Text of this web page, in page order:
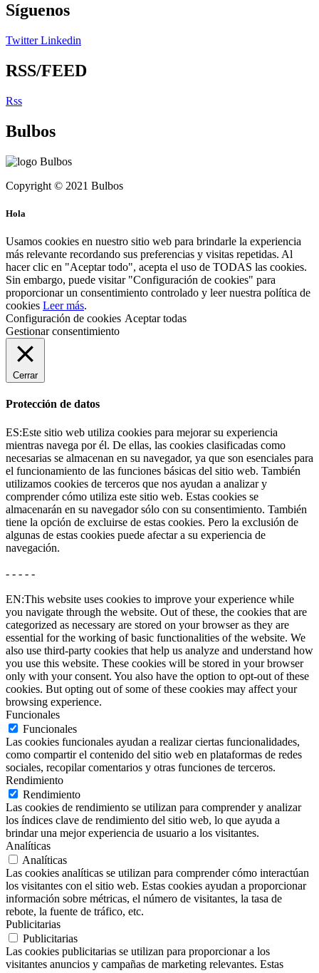
Síguenos
Twitter Linkedin
RSS/FEED
Rss
Bulbos
Copyright © 2021 Bulbos
Hola
Usamos cookies en nuestro sitio web para brindarle la experiencia
más relevante recordando sus preferencias y visitas repetidas. Al
hacer clic en "Aceptar todo", acepta el uso de TODAS las cookies.
Sin embargo, puede visitar "Configuración de cookies" para
proporcionar un consentimiento controlado y leer nuestra política de
cookies Leer más.
Configuración de cookies Aceptar todas
Gestionar consentimiento
Cerrar
Protección de datos
ES:Este sitio web utiliza cookies para mejorar su experiencia
mientras navega por él. De ellas, las cookies clasificadas como
necesarias se almacenan en su navegador, ya que son esenciales para
el funcionamiento de las funciones básicas del sitio web. También
utilizamos cookies de terceros que nos ayudan a analizar y
comprender cómo utiliza este sitio web. Estas cookies se
almacenarán en su navegador sólo con su consentimiento. También
tiene la opción de excluirse de estas cookies. Pero la exclusión de
algunas de estas cookies puede afectar a su experiencia de
navegación.
- - - - -
EN:This website uses cookies to improve your experience while
you navigate through the website. Out of these, the cookies that are
categorized as necessary are stored on your browser as they are
essential for the working of basic functionalities of the website. We
also use third-party cookies that help us analyze and understand how
you use this website. These cookies will be stored in your browser
only with your consent. You also have the option to opt-out of these
cookies. But opting out of some of these cookies may affect your
browsing experience.
Funcionales
Funcionales
Las cookies funcionales ayudan a realizar ciertas funcionalidades,
como compartir el contenido del sitio web en plataformas de redes
sociales, recopilar comentarios y otras funciones de terceros.
Rendimiento
Rendimiento
Las cookies de rendimiento se utilizan para comprender y analizar
los índices clave de rendimiento del sitio web, lo que ayuda a
brindar una mejor experiencia de usuario a los visitantes.
Analíticas
Analíticas
Las cookies analíticas se utilizan para comprender cómo interactúan
los visitantes con el sitio web. Estas cookies ayudan a proporcionar
información sobre métricas, el número de visitantes, la tasa de
rebote, la fuente de tráfico, etc.
Publicitarias
Publicitarias
Las cookies publicitarias se utilizan para proporcionar a los
visitantes anuncios y campañas de marketing relevantes. Estas